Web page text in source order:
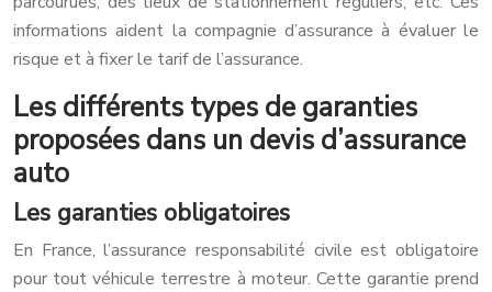
informations aident la compagnie d’assurance à évaluer le
risque et à fixer le tarif de l’assurance.
Les différents types de garanties
proposées dans un devis d’assurance
auto
Les garanties obligatoires
En France, l’assurance responsabilité civile est obligatoire
pour tout véhicule terrestre à moteur. Cette garantie prend